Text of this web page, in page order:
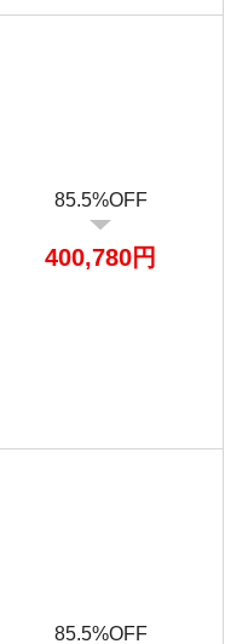
85.5%OFF
400,780円
85.5%OFF